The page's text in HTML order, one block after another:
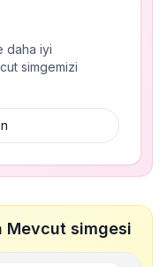
daha iyi
simgemizi
Mevcut simgesi